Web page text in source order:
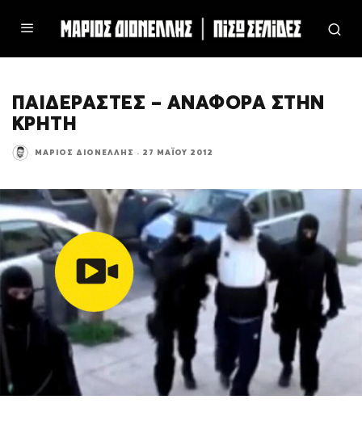
ΠΑΙΔΕΡΑΣΤΕΣ – ΑΝΑΦΟΡΑ ΣΤΗΝ
ΚΡΗΤΗ
ΜΆΡΙΟΣ ΔΙΟΝΈΛΛΗΣ · 27 ΜΑΪ́ΟΥ 2012